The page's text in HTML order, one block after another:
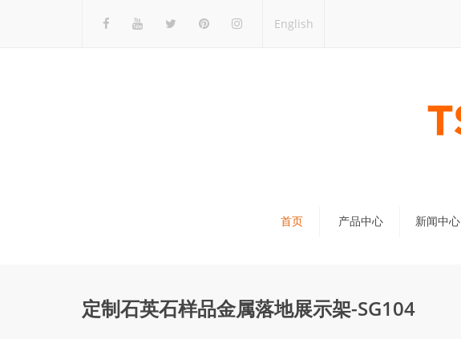
English
首页 产品中心
石材展架
新闻中心
行业新闻
定制石英石样品金属落地展示架-SG104